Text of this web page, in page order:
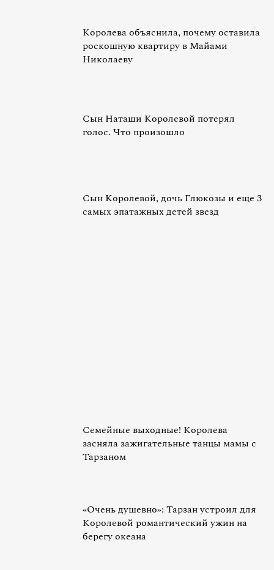
Королева объяснила, почему оставила
роскошную квартиру в Майами
Николаеву
Сын Наташи Королевой потерял
голос. Что произошло
Сын Королевой, дочь Глюкозы и еще 3
самых эпатажных детей звезд
Семейные выходные! Королева
засняла зажигательные танцы мамы с
Тарзаном
«Очень душевно»: Тарзан устроил для
Королевой романтический ужин на
берегу океана